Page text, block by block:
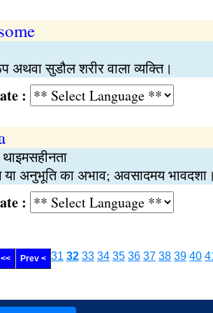
अथवा सुडौल शरीर वाला व्यक्‍ति।
:
या अनुभूति का अभाव; अवसादमय
:
Prev < 31 32 33 34 35 36 37 38 39 40